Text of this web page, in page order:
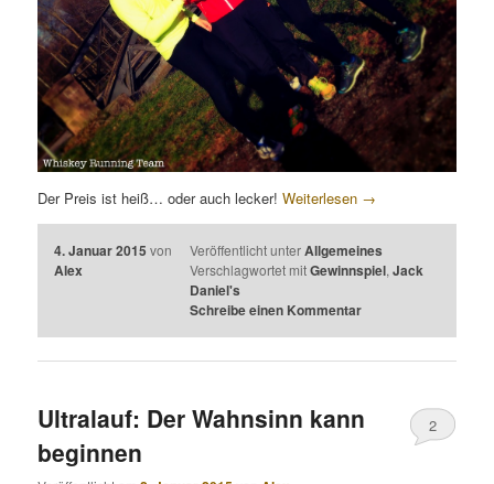
Der Preis ist heiß… oder auch lecker!Weiterlesen →
4. Januar 2015 von
Alex
Veröffentlicht unter Allgemeines
Verschlagwortet mit Gewinnspiel, Jack
Daniel's
Schreibe einen Kommentar
Ultralauf: Der Wahnsinn kann
beginnen
2